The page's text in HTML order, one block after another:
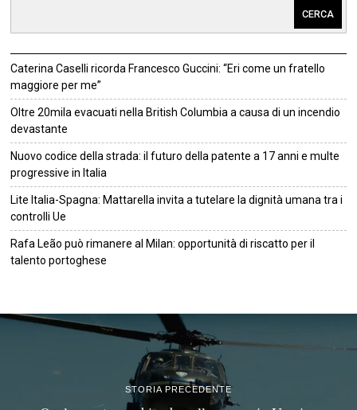
CERCA
Caterina Caselli ricorda Francesco Guccini: “Eri come un fratello
maggiore per me”
Oltre 20mila evacuati nella British Columbia a causa di un incendio
devastante
Nuovo codice della strada: il futuro della patente a 17 anni e multe
progressive in Italia
Lite Italia-Spagna: Mattarella invita a tutelare la dignità umana tra i
controlli Ue
Rafa Leão può rimanere al Milan: opportunità di riscatto per il
talento portoghese
STORIA PRECEDENTE